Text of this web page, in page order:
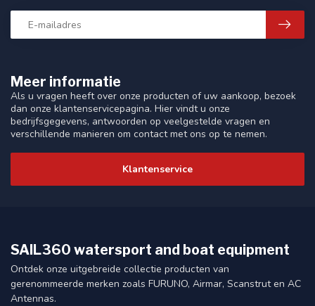
Meer informatie
Als u vragen heeft over onze producten of uw aankoop, bezoek
dan onze klantenservicepagina. Hier vindt u onze
bedrijfsgegevens, antwoorden op veelgestelde vragen en
verschillende manieren om contact met ons op te nemen.
Klantenservice
SAIL360 watersport and boat equipment
Ontdek onze uitgebreide collectie producten van
gerenommeerde merken zoals FURUNO, Airmar, Scanstrut en AC
Antennas.